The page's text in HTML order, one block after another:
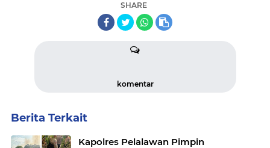
SHARE
komentar
Berita Terkait
Kapolres Pelalawan Pimpin